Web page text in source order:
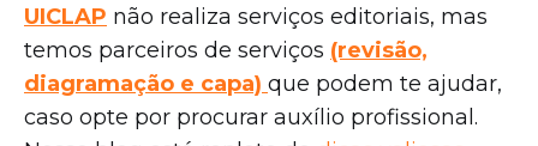
UICLAP não realiza serviços editoriais, mas
temos parceiros de serviços (revisão,
diagramação e capa) que podem te ajudar,
caso opte por procurar auxílio profissional.